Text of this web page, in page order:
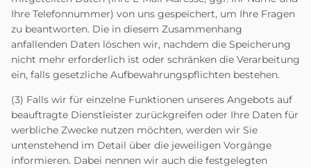
Ihre Telefonnummer) von uns gespeichert, um Ihre Fragen
zu beantworten. Die in diesem Zusammenhang
anfallenden Daten löschen wir, nachdem die Speicherung
nicht mehr erforderlich ist oder schränken die Verarbeitung
ein, falls gesetzliche Aufbewahrungspflichten bestehen.
(3) Falls wir für einzelne Funktionen unseres Angebots auf
beauftragte Dienstleister zurückgreifen oder Ihre Daten für
werbliche Zwecke nutzen möchten, werden wir Sie
untenstehend im Detail über die jeweiligen Vorgänge
informieren. Dabei nennen wir auch die festgelegten